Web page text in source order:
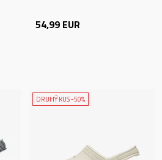
54,99 EUR
DRUHÝ KUS -50%